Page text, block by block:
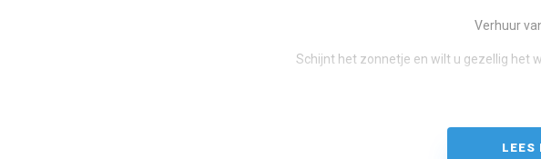
Verhuur
Schijnt het zonnetje en wilt u gezellig het
LEES